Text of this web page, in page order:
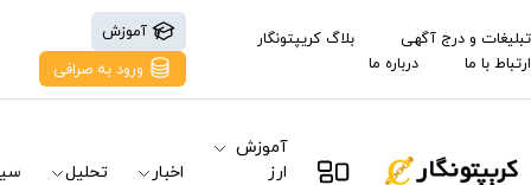
تبلیغات و درج آگهی
بلاگ کریپتونگار
ارتباط با ما
درباره ما
آموزش
ورود به صرافی
آموزش
ارز
اخبار تحلیل